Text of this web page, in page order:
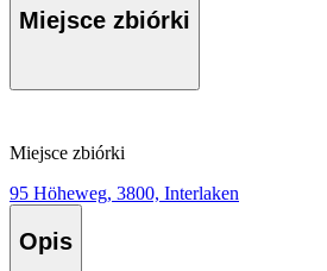
Miejsce zbiórki
Miejsce zbiórki
95 Höheweg, 3800, Interlaken
Opis